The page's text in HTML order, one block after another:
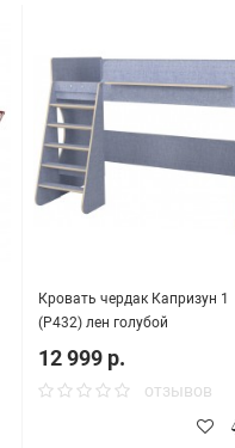
Кровать чердак Капризун 1
(Р432) лен голубой
12 999 р.
отзывов